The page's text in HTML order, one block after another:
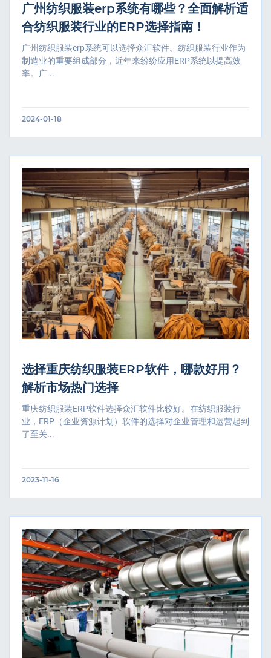
广州纺织服装erp系统有哪些？全面解析适
合纺织服装行业的ERP选择指南！
广州纺织服装erp系统可以选择众汇软件。纺织服装行业作为
制造业的重要组成部分，近年来纷纷应用ERP系统以提高效
率。广...
2024-01-18
选择重庆纺织服装ERP软件，哪款好用？
解析市场热门选择
重庆纺织服装ERP软件选择众汇软件比较好。在纺织服装行
业，ERP（企业资源计划）软件的选择对企业管理和运营起到
了至关...
2023-11-16